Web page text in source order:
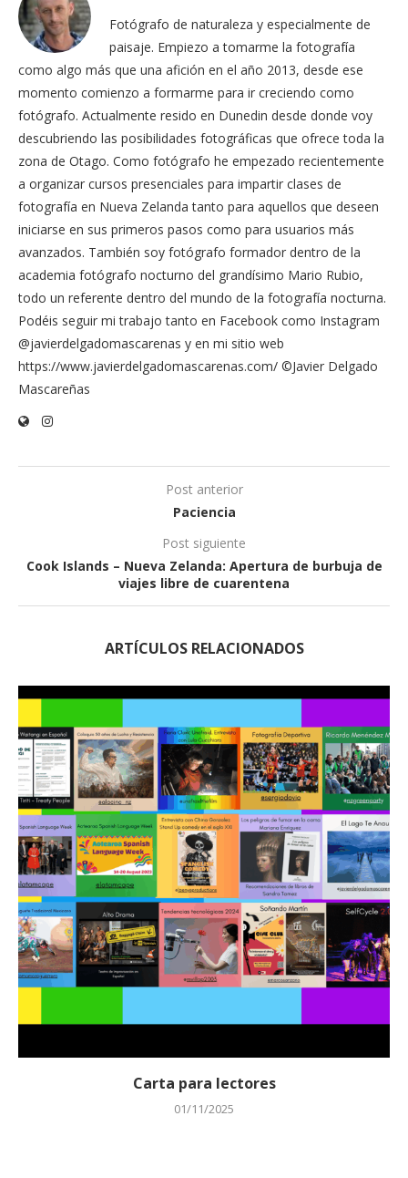
Fotógrafo de naturaleza y especialmente de
paisaje. Empiezo a tomarme la fotografía
como algo más que una afición en el año 2013, desde ese
momento comienzo a formarme para ir creciendo como
fotógrafo. Actualmente resido en Dunedin desde donde voy
descubriendo las posibilidades fotográficas que ofrece toda la
zona de Otago. Como fotógrafo he empezado recientemente
a organizar cursos presenciales para impartir clases de
fotografía en Nueva Zelanda tanto para aquellos que deseen
iniciarse en sus primeros pasos como para usuarios más
avanzados. También soy fotógrafo formador dentro de la
academia fotógrafo nocturno del grandísimo Mario Rubio,
todo un referente dentro del mundo de la fotografía nocturna.
Podéis seguir mi trabajo tanto en Facebook como Instagram
@javierdelgadomascarenas y en mi sitio web
https://www.javierdelgadomascarenas.com/ ©Javier Delgado
Mascareñas
Post anterior
Paciencia
Post siguiente
Cook Islands – Nueva Zelanda: Apertura de burbuja de
viajes libre de cuarentena
ARTÍCULOS RELACIONADOS
Carta para lectores
01/11/2025